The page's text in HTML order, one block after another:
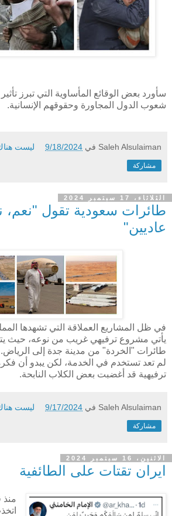
سأورد بعض الوقائع المأساوية التي تبرز
شعوب الدول المجاورة وحقوقهم الإنسانية.
Saleh Alsulaiman في 9/18/2024 ليست
مشاركة
الثلاثاء، 17 سبتمبر 2024
طائرات سعودية تقول "نعم،
عاديين"
في ظل المشاريع العملاقة التي تشهدها
يأتي مشروع ترفيهي غريب من نوعه، حيث
طائرات "الخردة" من مدينة جدة إلى
لم تعد تستخدم في الخدمة، لكن يبدو أن
ترفيهية قد أغضبت بعض الكلاب النابحة.
Saleh Alsulaiman في 9/17/2024 ليست
مشاركة
الاثنين، 16 سبتمبر 2024
ايران تقتات على الطائفية
منذ